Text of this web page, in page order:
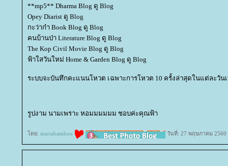
**mp5** Dharma Blog ดู Blog
Opey Diarist ดู Blog
กะว่าก๋า Book Blog ดู Blog
คนบ้านป่า Literature Blog ดู Blog
The Kop Civil Movie Blog ดู Blog
ฟ้าใสวันใหม่ Home & Garden Blog ดู Blog
ระบบจะบันทึกคะแนนโหวต เฉพาะการโหวต 10 ครั้งล่าสุดในแต่ละวัน
รูปงาม นามเพราะ หอมมมมมม ชอบค่ะคุณฟ้า
ดย: mariabamboo วันที่: 27 พฤษภาคม 2560